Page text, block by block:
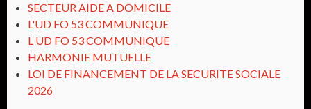
SECTEUR AIDE A DOMICILE
L'UD FO 53 COMMUNIQUE
L UD FO 53 COMMUNIQUE
HARMONIE MUTUELLE
LOI DE FINANCEMENT DE LA SECURITE SOCIALE
2026